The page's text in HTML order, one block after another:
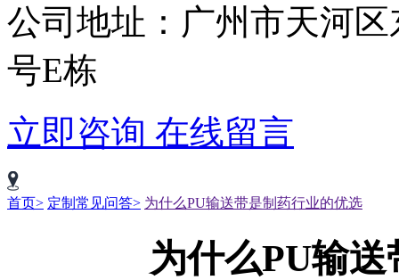
公司地址：广州市天河
号E栋
立即咨询 在线留言
首页> 定制常见问答> 为什么PU输送带是制药行业的优选
为什么PU输